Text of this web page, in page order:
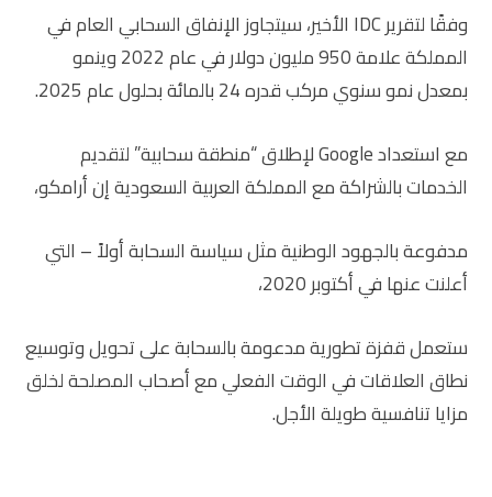
وفقًا لتقرير IDC الأخير، سيتجاوز الإنفاق السحابي العام في
المملكة علامة 950 مليون دولار في عام 2022 وينمو
بمعدل نمو سنوي مركب قدره 24 بالمائة بحلول عام 2025.
مع استعداد Google لإطلاق “منطقة سحابية” لتقديم
الخدمات بالشراكة مع المملكة العربية السعودية إن أرامكو،
مدفوعة بالجهود الوطنية مثل سياسة السحابة أولاً – التي
أعلنت عنها في أكتوبر 2020،
ستعمل قفزة تطورية مدعومة بالسحابة على تحويل وتوسيع
نطاق العلاقات في الوقت الفعلي مع أصحاب المصلحة لخلق
مزايا تنافسية طويلة الأجل.